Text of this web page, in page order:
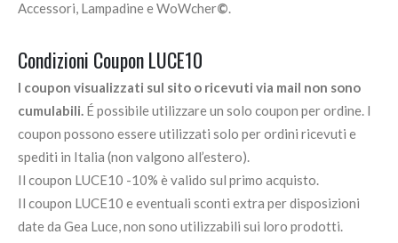
Accessori, Lampadine e WoWcher©.
Condizioni Coupon LUCE10
I coupon visualizzati sul sito o ricevuti via mail non sono
cumulabili. É possibile utilizzare un solo coupon per ordine. I
coupon possono essere utilizzati solo per ordini ricevuti e
spediti in Italia (non valgono all’estero).
Il coupon LUCE10 -10% è valido sul primo acquisto.
Il coupon LUCE10 e eventuali sconti extra per disposizioni
date da Gea Luce, non sono utilizzabili sui loro prodotti.